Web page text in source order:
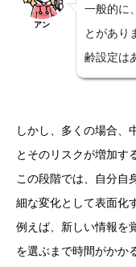
アン
一般的に
とがあり
齢設定は
しかし、多くの場合、
とそのリスクが増加す
この段階では、自分自
細な変化として表面化
例えば、新しい情報を
を選ぶまで時間がかか